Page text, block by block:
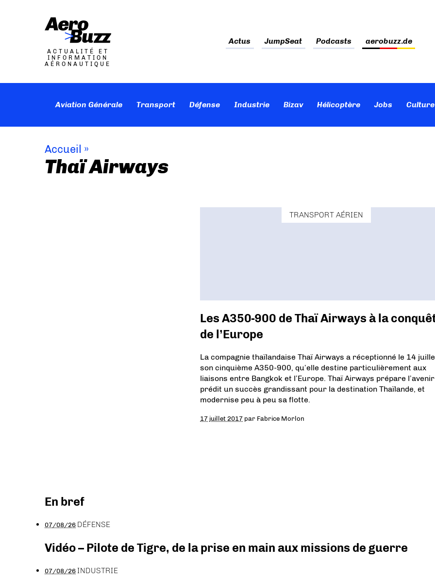
ACTUALITÉ ET
INFORMATION
AÉRONAUTIQUE
Actus JumpSeat Podcasts aerobuzz.de
Aviation Générale Transport Défense Industrie Bizav Hélicoptère Jobs
Accueil »
Thaï Airways
TRANSPORT AÉRIEN
Les A350-900 de Thaï Airways à la
de l’Europe
La compagnie thaïlandaise Thaï Airways a réceptionné le 14
son cinquième A350-900, qu’elle destine particulièrement aux
liaisons entre Bangkok et l’Europe. Thaï Airways prépare
prédit un succès grandissant pour la destination Thaïlande, et
modernise peu à peu sa flotte.
17 juillet 2017 par Fabrice Morlon
En bref
07/08/26 DÉFENSE
Vidéo – Pilote de Tigre, de la prise en main aux missions de guerre
07/08/26INDUSTRIE